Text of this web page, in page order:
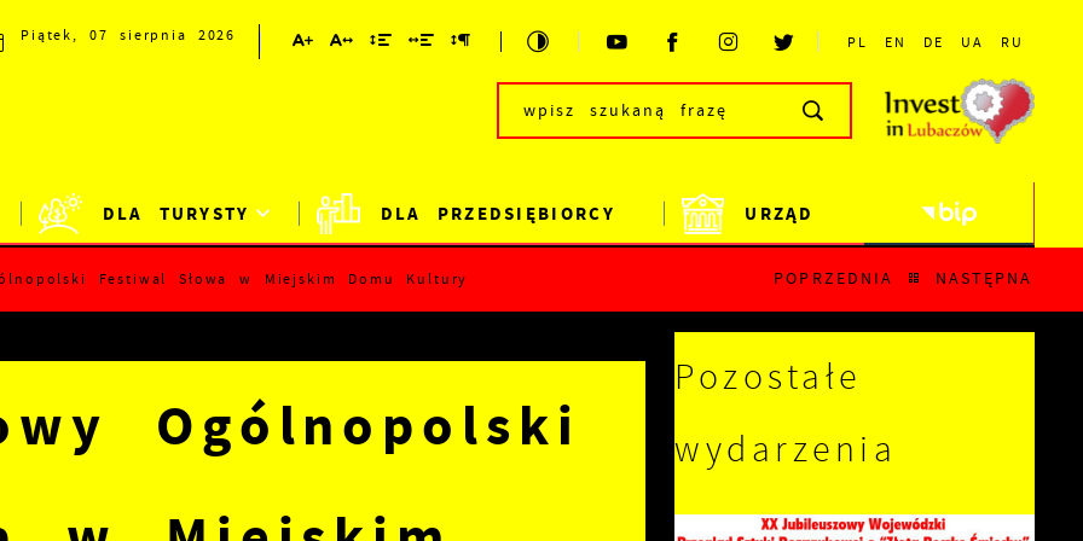
Piątek, 07 sierpnia 2026 PL EN DE UA RU
DLA TURYSTY DLA PRZEDSIĘBIORCY URZĄD
Festiwal Słowa w Miejskim Domu Kultury POPRZEDNIA NASTĘPNA
Ogólnopolski
Pozostałe
wydarzenia